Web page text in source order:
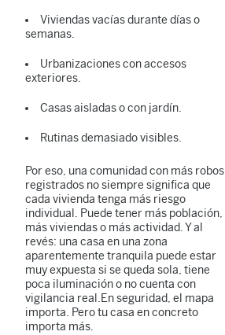
Viviendas vacías durante días o
semanas.
Urbanizaciones con accesos
exteriores.
Casas aisladas o con jardín.
Rutinas demasiado visibles.
Por eso, una comunidad con más robos
registrados no siempre significa que
cada vivienda tenga más riesgo
individual. Puede tener más población,
más viviendas o más actividad. Y al
revés: una casa en una zona
aparentemente tranquila puede estar
muy expuesta si se queda sola, tiene
poca iluminación o no cuenta con
vigilancia real.En seguridad, el mapa
importa. Pero tu casa en concreto
importa más.